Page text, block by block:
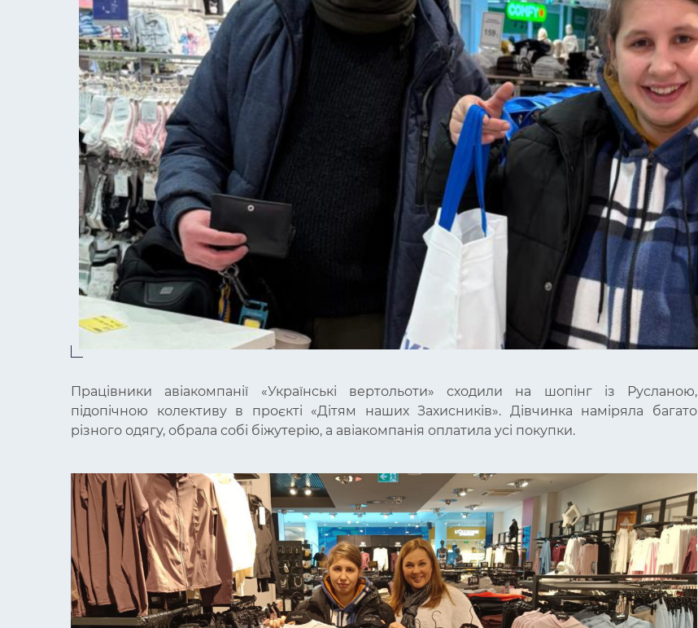
Працівники авіакомпанії «Українські вертольоти» сходили на шопінг із Русланою,
підопічною колективу в проєкті «Дітям наших Захисників». Дівчинка наміряла багато
різного одягу, обрала собі біжутерію, а авіакомпанія оплатила усі покупки.